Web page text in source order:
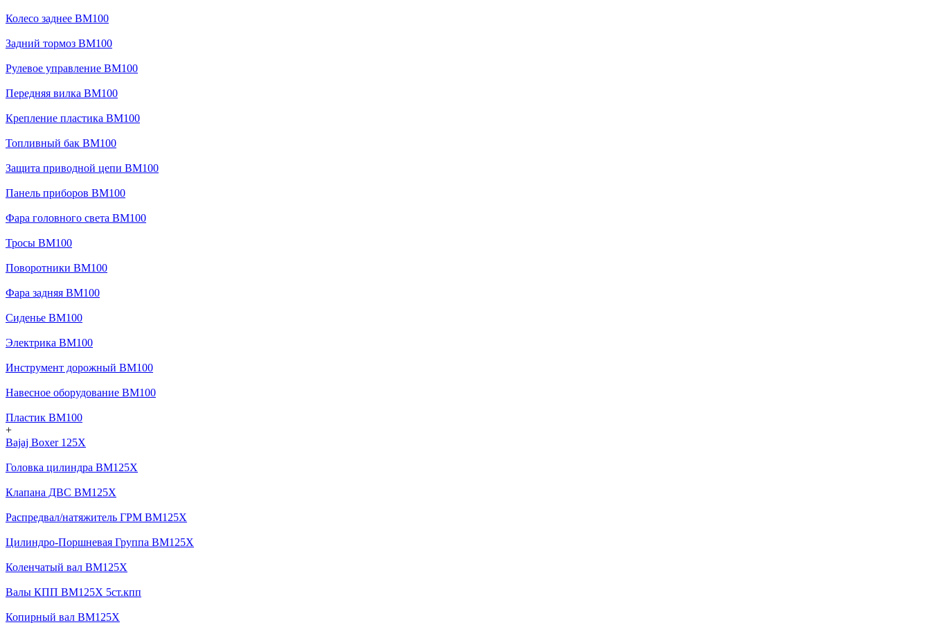
Колесо заднее BM100
Задний тормоз BM100
Рулевое управление BM100
Передняя вилка BM100
Крепление пластика BM100
Топливный бак BM100
Защита приводной цепи BM100
Панель приборов BM100
Фара головного света BM100
Тросы BM100
Поворотники BM100
Фара задняя BM100
Сиденье BM100
Электрика BM100
Инструмент дорожный BM100
Навесное оборудование BM100
Пластик BM100
+
Bajaj Boxer 125X
Головка цилиндра BM125X
Клапана ДВС BM125X
Распредвал/натяжитель ГРМ BM125X
Цилиндро-Поршневая Группа BM125X
Коленчатый вал BM125X
Валы КПП BM125X 5ст.кпп
Копирный вал BM125X